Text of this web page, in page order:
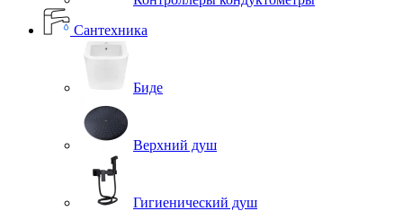
Сантехника
Биде
Верхний душ
Гигиенический душ